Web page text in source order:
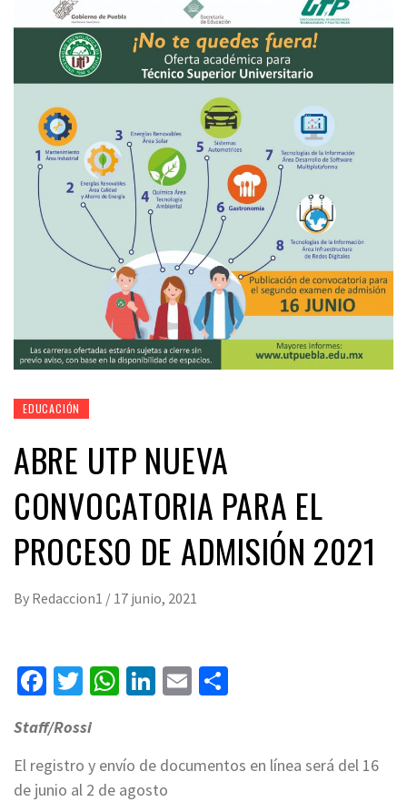
EDUCACIÓN
ABRE UTP NUEVA
CONVOCATORIA PARA EL
PROCESO DE ADMISIÓN 2021
By Redaccion1 / 17 junio, 2021
Facebook
Twitter
WhatsApp
LinkedIn
Email
Staff/Rossi
El registro y envío de documentos en línea será del 16
de junio al 2 de agosto